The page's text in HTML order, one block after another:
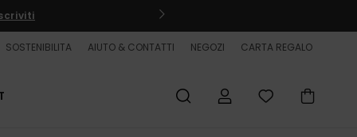
SOSTENIBILITA AIUTO & CONTATTI NEGOZI CARTA REGALO